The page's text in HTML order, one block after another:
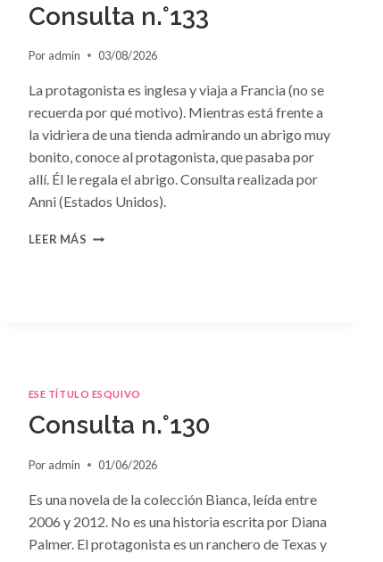
Consulta n.°133
Por admin 03/08/2026
La protagonista es inglesa y viaja a Francia (no se
recuerda por qué motivo). Mientras está frente a
la vidriera de una tienda admirando un abrigo muy
bonito, conoce al protagonista, que pasaba por
allí. Él le regala el abrigo. Consulta realizada por
Anni (Estados Unidos).
LEER MÁS CONSULTA
ESE TÍTULO ESQUIVO
Consulta n.°130
Por admin 01/06/2026
Es una novela de la colección Bianca, leída entre
2006 y 2012. No es una historia escrita por Diana
Palmer. El protagonista es un ranchero de Texas y